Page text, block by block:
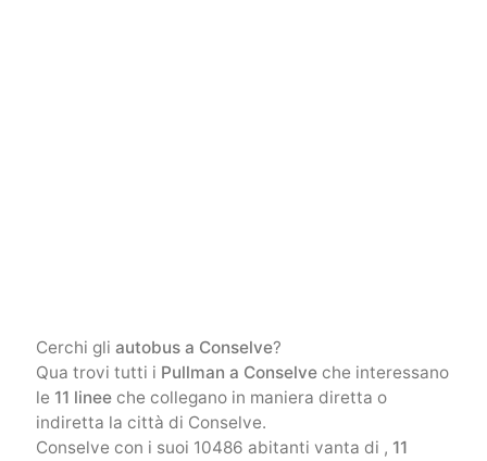
Cerchi gli autobus a Conselve?
Qua trovi tutti i Pullman a Conselveche interessano
le 11 lineeche collegano in maniera diretta o
indiretta la città di Conselve.
Conselve con i suoi 10486 abitanti vanta di , 11